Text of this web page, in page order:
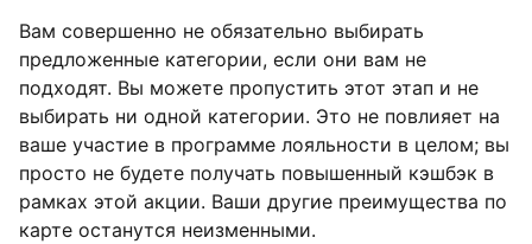
Вам совершенно не обязательно выбирать
предложенные категории, если они вам не
подходят. Вы можете пропустить этот этап и не
выбирать ни одной категории. Это не повлияет на
ваше участие в программе лояльности в целом; вы
просто не будете получать повышенный кэшбэк в
рамках этой акции. Ваши другие преимущества по
карте останутся неизменными.